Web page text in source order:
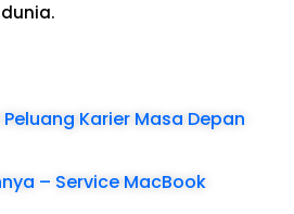
Karier Masa Depan
– Service MacBook